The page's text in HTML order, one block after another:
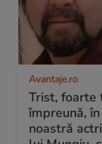
Avantaje.ro
Trist, foarte
împreună,
noastră